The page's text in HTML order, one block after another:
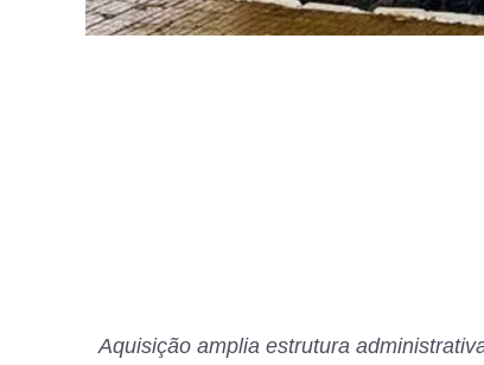
Aquisição amplia estrutura